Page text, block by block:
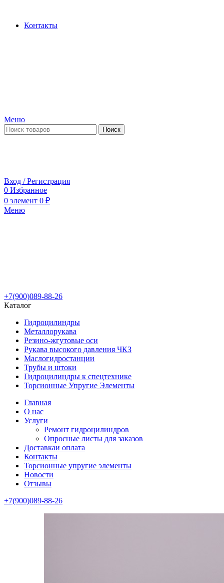
Контакты
Меню
Поиск
Вход / Регистрация
0 Избранное
0 элемент 0 ₽
Меню
+7(900)089-88-26
Каталог
Гидроцилиндры
Металлорукава
Резино-жгутовые оси
Рукава высокого давления ЧКЗ
Маслогидростанции
Трубы и штоки
Гидроцилиндры к спецтехнике
Торсионные Упругие Элементы
Главная
О нас
Услуги
Ремонт гидроцилиндров
Опросные листы для заказов
Доставкаи оплата
Контакты
Торсионные упругие элементы
Новости
Отзывы
+7(900)089-88-26